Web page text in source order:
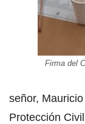
Firma del
señor,
Protección